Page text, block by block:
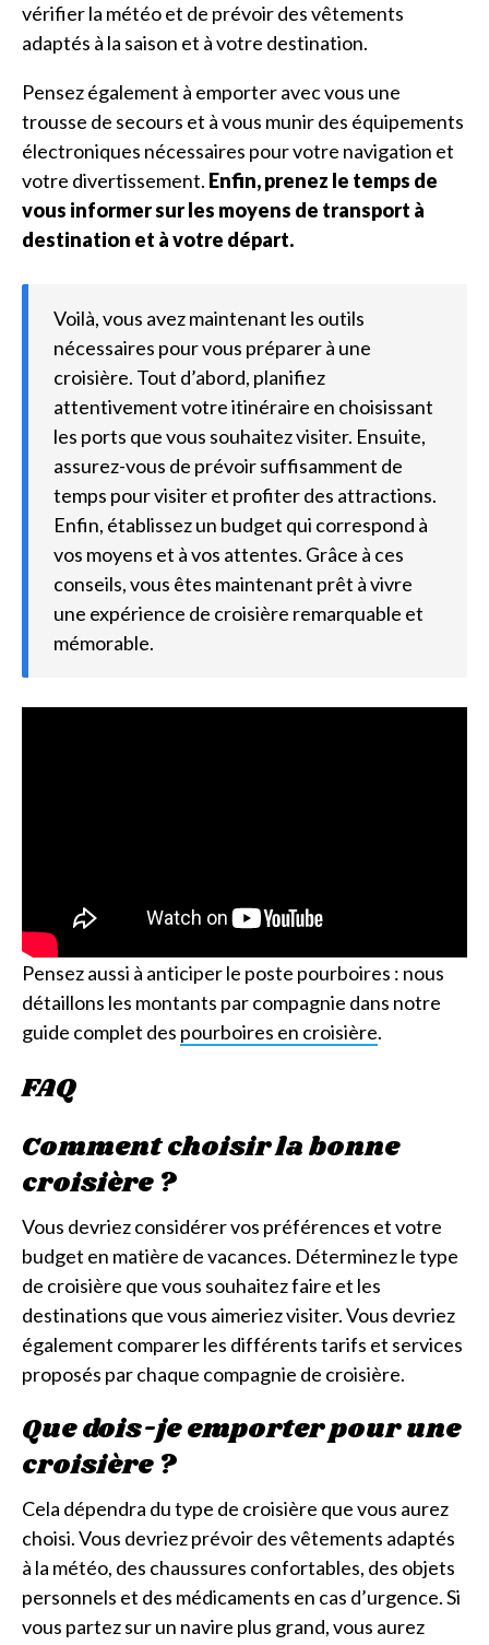
vérifier la météo et de prévoir des vêtements
adaptés à la saison et à votre destination.
Pensez également à emporter avec vous une
trousse de secours et à vous munir des équipements
électroniques nécessaires pour votre navigation et
votre divertissement. Enfin, prenez le temps de
vous informer sur les moyens de transport à
destination et à votre départ.
Voilà, vous avez maintenant les outils
nécessaires pour vous préparer à une
croisière. Tout d’abord, planifiez
attentivement votre itinéraire en choisissant
les ports que vous souhaitez visiter. Ensuite,
assurez-vous de prévoir suffisamment de
temps pour visiter et profiter des attractions.
Enfin, établissez un budget qui correspond à
vos moyens et à vos attentes. Grâce à ces
conseils, vous êtes maintenant prêt à vivre
une expérience de croisière remarquable et
mémorable.
Pensez aussi à anticiper le poste pourboires : nous
détaillons les montants par compagnie dans notre
guide complet des pourboires en croisière.
FAQ
Comment choisir la bonne
croisière ?
Vous devriez considérer vos préférences et votre
budget en matière de vacances. Déterminez le type
de croisière que vous souhaitez faire et les
destinations que vous aimeriez visiter. Vous devriez
également comparer les différents tarifs et services
proposés par chaque compagnie de croisière.
Que dois-je emporter pour une
croisière ?
Cela dépendra du type de croisière que vous aurez
choisi. Vous devriez prévoir des vêtements adaptés
à la météo, des chaussures confortables, des objets
personnels et des médicaments en cas d’urgence. Si
vous partez sur un navire plus grand, vous aurez